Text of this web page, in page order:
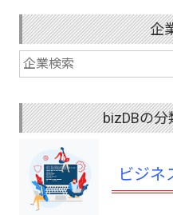
企
bizDBの
ビジネ